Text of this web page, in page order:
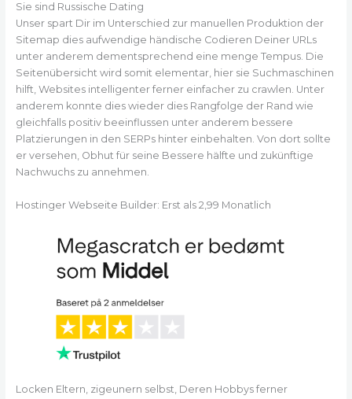
Sie sind Russische Dating
Unser spart Dir im Unterschied zur manuellen Produktion der
Sitemap dies aufwendige händische Codieren Deiner URLs
unter anderem dementsprechend eine menge Tempus. Die
Seitenübersicht wird somit elementar, hier sie Suchmaschinen
hilft, Websites intelligenter ferner einfacher zu crawlen. Unter
anderem konnte dies wieder dies Rangfolge der Rand wie
gleichfalls positiv beeinflussen unter anderem bessere
Platzierungen in den SERPs hinter einbehalten. Von dort sollte
er versehen, Obhut für seine Bessere hälfte und zukünftige
Nachwuchs zu annehmen.
Hostinger Webseite Builder: Erst als 2,99 Monatlich
Locken Eltern, zigeunern selbst, Deren Hobbys ferner